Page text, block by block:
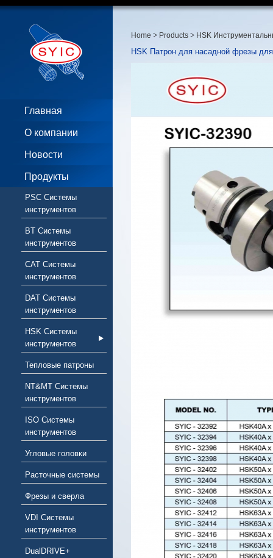
Главная
О компании
Новости
Продукты
PSC Системы
инструментов
BT Системы
инструментов
CAT Системы
инструментов
DAT Системы
инструментов
HSK Системы
инструментов
Тепловые патроны
NT&MT Системы
инструментов
ISO Системы
инструментов
Угловые головки
Расточные системы
Фрезы и сверла
VDI Системы
инструментов
DualDRIVE+
Home > Products > HSK
HSK Патрон для насадной фрезы